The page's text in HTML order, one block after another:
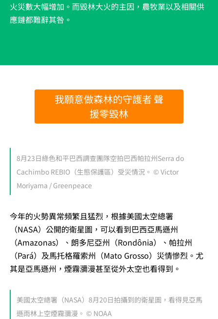
火災數大幅增加。而毀林大火的主因， 農牧業以及相關供
應鏈都難辭其咎 。
我願意做森林的守護者 聲
援零毀林
8月23日綠色和平巴西調查團隊空拍巴西帕拉州Serra do
Cachimbo REBIO（生態保護區）受災情況。 © Victor
Moriyama / Greenpeace
今年的火勢異常頻繁且猛烈，根據美國太空總署
（NASA）公開的衛星圖，可以看到巴西亞馬遜州
（Amazonas）、朗多尼亞州（Rondônia）、帕拉州
（Pará）及馬托格羅索州（Mato Grosso）災情慘烈。尤
其是亞馬遜州，煙霧瀰漫甚至從外太空也看得到。
美國太空總署（NASA）8月20日拍攝到的衛星圖，看得見亞馬
遜雨林上空煙霧瀰漫。 © NOAA